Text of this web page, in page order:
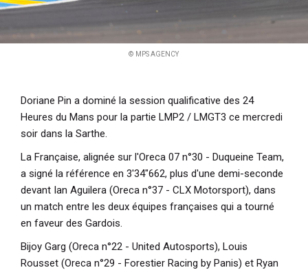
© MPS AGENCY
Doriane Pin a dominé la session qualificative des 24
Heures du Mans pour la partie LMP2 / LMGT3 ce mercredi
soir dans la Sarthe.
La Française, alignée sur l'Oreca 07 n°30 - Duqueine Team,
a signé la référence en 3'34"662, plus d'une demi-seconde
devant Ian Aguilera (Oreca n°37 - CLX Motorsport), dans
un match entre les deux équipes françaises qui a tourné
en faveur des Gardois.
Bijoy Garg (Oreca n°22 - United Autosports), Louis
Rousset (Oreca n°29 - Forestier Racing by Panis) et Ryan